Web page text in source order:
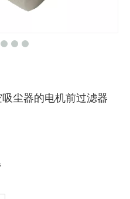
吸尘器的电机前过滤器